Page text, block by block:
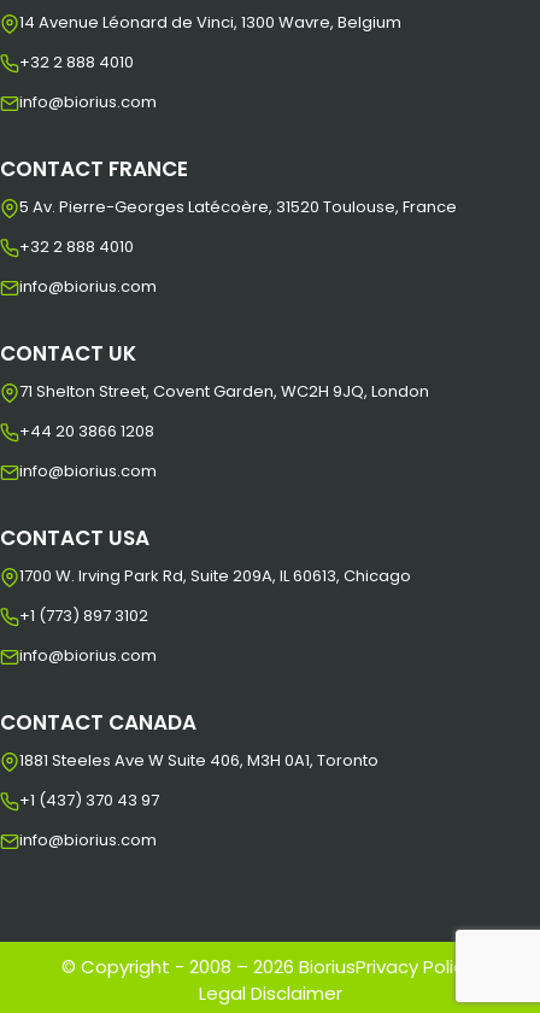
14 Avenue Léonard de Vinci, 1300 Wavre, Belgium
+32 2 888 4010
info@biorius.com
CONTACT FRANCE
5 Av. Pierre-Georges Latécoère, 31520 Toulouse, France
+32 2 888 4010
info@biorius.com
CONTACT UK
71 Shelton Street, Covent Garden, WC2H 9JQ, London
+44 20 3866 1208
info@biorius.com
CONTACT USA
1700 W. Irving Park Rd, Suite 209A, IL 60613, Chicago
+1 (773) 897 3102
info@biorius.com
CONTACT CANADA
1881 Steeles Ave W Suite 406, M3H 0A1, Toronto
+1 (437) 370 43 97
info@biorius.com
© Copyright - 2008 – 2026 BioriusPrivacy Policy
Legal Disclaimer